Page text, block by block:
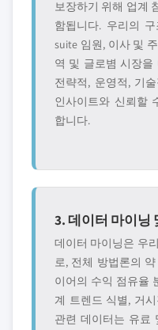
보장하기 위해 업계
함됩니다. 우리의
suite 임원, 이사 및
역 및 글로볌 시장을
전략적, 운영적, 기
인사이트와 신뢰할
합니다.
3. 데이터 마이닝
데이터 마이닝은 우
로, 전체 방법론의
이어의 수익 점유율
계 트렌드 식별, 거
관련 데이터는 유료